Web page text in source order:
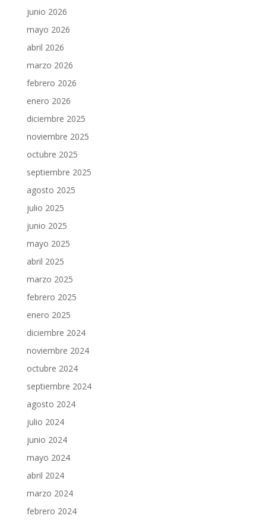
junio 2026
mayo 2026
abril 2026
marzo 2026
febrero 2026
enero 2026
diciembre 2025
noviembre 2025
octubre 2025
septiembre 2025
agosto 2025
julio 2025
junio 2025
mayo 2025
abril 2025
marzo 2025
febrero 2025
enero 2025
diciembre 2024
noviembre 2024
octubre 2024
septiembre 2024
agosto 2024
julio 2024
junio 2024
mayo 2024
abril 2024
marzo 2024
febrero 2024